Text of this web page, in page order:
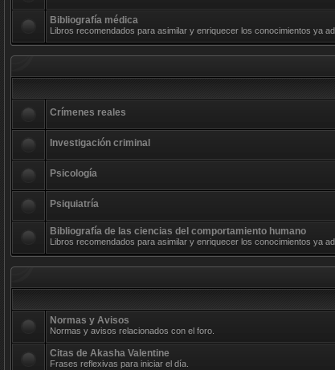
Bibliografía médica
Libros recomendados para asimilar y enriquecer los conocimientos ya
Crímenes reales
Investigación criminal
Psicología
Psiquiatría
Bibliografía de las ciencias del comportamiento humano
Libros recomendados para asimilar y enriquecer los conocimientos ya
Normas y Avisos
Normas y avisos relacionados con el foro.
Citas de Akasha Valentine
Frases reflexivas para iniciar el día.